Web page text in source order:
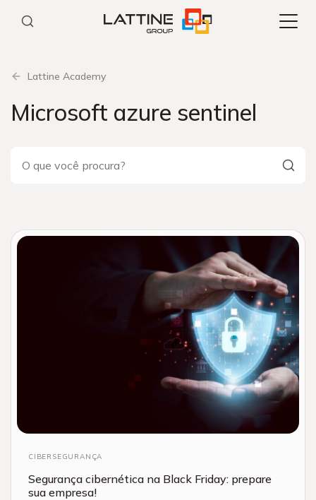
Lattine Academy
Microsoft azure sentinel
CIBERSEGURANÇA
Segurança cibernética na Black Friday: prepare
sua empresa!